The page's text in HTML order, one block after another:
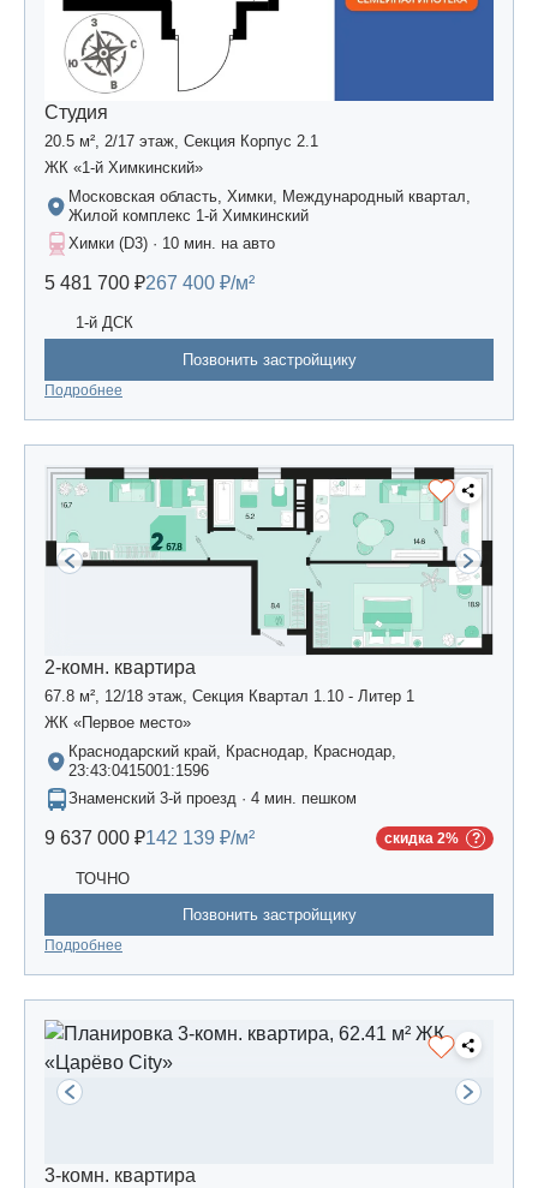
Студия
20.5 м², 2/17 этаж, Секция Корпус 2.1
ЖК «1-й Химкинский»
Московская область, Химки, Международный квартал,
Жилой комплекс 1-й Химкинский
Химки (D3) · 10 мин. на авто
5 481 700 ₽267 400 ₽/м²
1-й ДСК
Позвонить застройщику
Подробнее
2-комн. квартира
67.8 м², 12/18 этаж, Секция Квартал 1.10 - Литер 1
ЖК «Первое место»
Краснодарский край, Краснодар, Краснодар,
23:43:0415001:1596
Знаменский 3-й проезд · 4 мин. пешком
9 637 000 ₽142 139 ₽/м² скидка 2%
ТОЧНО
Позвонить застройщику
Подробнее
3-комн. квартира